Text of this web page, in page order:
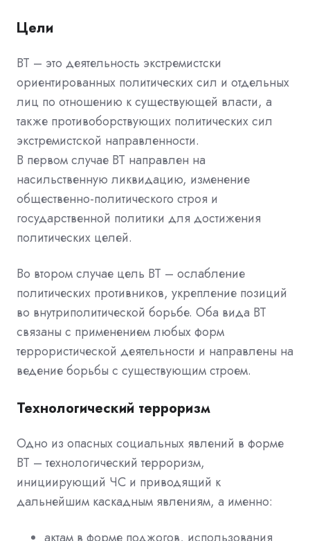
Цели
ВТ – это деятельность экстремистски
ориентированных политических сил и отдельных
лиц по отношению к существующей власти, а
также противоборствующих политических сил
экстремистской направленности.
В первом случае ВТ направлен на
насильственную ликвидацию, изменение
общественно-политического строя и
государственной политики для достижения
политических целей.
Во втором случае цель ВТ – ослабление
политических противников, укрепление позиций
во внутриполитической борьбе. Оба вида ВТ
связаны с применением любых форм
террористической деятельности и направлены на
ведение борьбы с существующим строем.
Технологический терроризм
Одно из опасных социальных явлений в форме
ВТ – технологический терроризм,
инициирующий ЧС и приводящий к
дальнейшим каскадным явлениям, а именно: